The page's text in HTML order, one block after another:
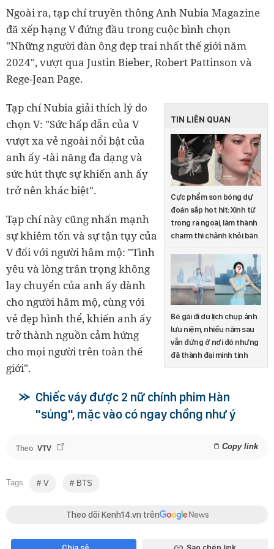
Ngoài ra, tạp chí truyền thông Anh Nubia Magazine
đã xếp hạng V đứng đầu trong cuộc bình chọn
"Những người đàn ông đẹp trai nhất thế giới năm
2024", vượt qua Justin Bieber, Robert Pattinson và
Rege-Jean Page.
TIN LIÊN QUAN
Cực phẩm son bóng dự
đoán sắp hot hit: Xinh từ
trong ra ngoài, làm thành
charm thì chảnh khỏi bàn
Bé gái đi du lịch chụp ảnh
lưu niệm, nhiều năm sau
vẫn đứng ở nơi đó nhưng
đã thành đại minh tinh
Tạp chí Nubia giải thích lý do
chọn V: "Sức hấp dẫn của V
vượt xa vẻ ngoài nổi bật của
anh ấy -tài năng đa dạng và
sức hút thực sự khiến anh ấy
trở nên khác biệt".
Tạp chí này cũng nhấn mạnh
sự khiêm tốn và sự tận tụy của
V đối với người hâm mộ: "Tình
yêu và lòng trân trọng không
lay chuyển của anh ấy dành
cho người hâm mộ, cùng với
vẻ đẹp hình thể, khiến anh ấy
trở thành nguồn cảm hứng
cho mọi người trên toàn thế
giới".
Chiếc váy được 2 nữ chính phim Hàn
"sủng", mặc vào có ngay chồng như ý
Theo VTV Copy link
Tags V BTS
Theo dõi Kenh14.vn trên